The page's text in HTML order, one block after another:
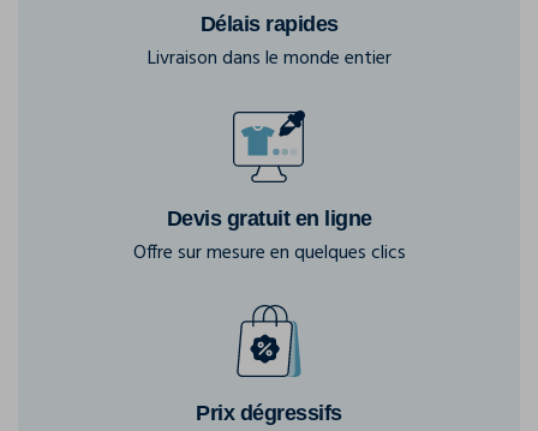
Délais rapides
Livraison dans le monde entier
Devis gratuit en ligne
Offre sur mesure en quelques clics
Prix dégressifs